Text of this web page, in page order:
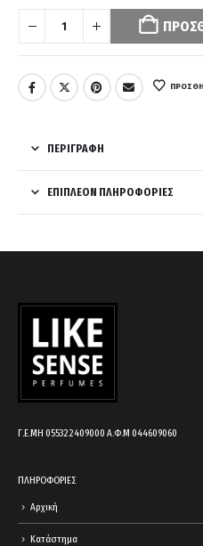
selection
has
been
Please
product
options
before
cart.
ΠΕΡΙΓΡΑΦΉ
ΕΠΙΠΛΈΟΝ ΠΛΗΡΟΦΟΡΊΕΣ
Γ.Ε.ΜΗ 055322409000 Α.Φ.Μ 044609060
ΠΛΗΡΟΦΟΡΙΕΣ
Αρχική
Κατάστημα